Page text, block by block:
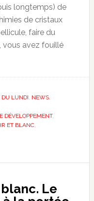
longtemps) de
de cristaux
faire du
vous avez fouillé
DU LUNDI NEWS,
DÉVELOPPEMENT,
ET BLANC,
Le